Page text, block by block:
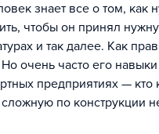
знает все о том, как
чтобы он принял
и так далее. Как
очень часто его
предприятиях —
сложную по конструкции